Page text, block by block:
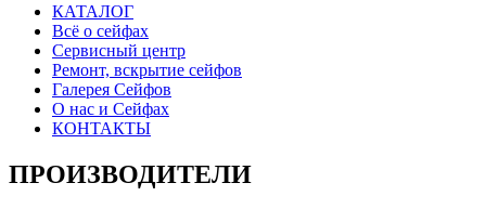
КАТАЛОГ
Всё о сейфах
Сервисный центр
Ремонт, вскрытие сейфов
Галерея Сейфов
О нас и Сейфах
КОНТАКТЫ
ПРОИЗВОДИТЕЛИ